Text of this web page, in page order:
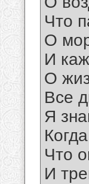
Что
О
И
О
Все
Я
Что
И